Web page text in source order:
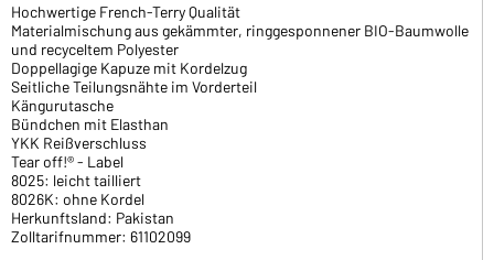
Hochwertige French-Terry Qualität
Materialmischung aus gekämmter, ringgesponnener BIO-Baumwolle
und recyceltem Polyester
Doppellagige Kapuze mit Kordelzug
Seitliche Teilungsnähte im Vorderteil
Kängurutasche
Bündchen mit Elasthan
YKK Reißverschluss
Tear off!® - Label
8025: leicht tailliert
8026K: ohne Kordel
Herkunftsland: Pakistan
Zolltarifnummer: 61102099